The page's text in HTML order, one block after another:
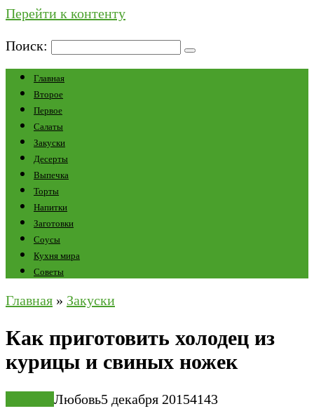
Перейти к контенту
Поиск:
Главная
Второе
Первое
Салаты
Закуски
Десерты
Выпечка
Торты
Напитки
Заготовки
Соусы
Кухня мира
Советы
Главная » Закуски
Как приготовить холодец из
курицы и свиных ножек
Любовь5 декабря 20154143